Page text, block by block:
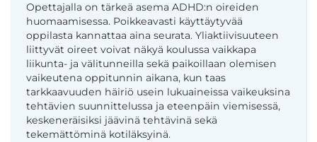
Opettajalla on tärkeä asema ADHD:n oireiden
huomaamisessa. Poikkeavasti käyttäytyvää
oppilasta kannattaa aina seurata. Yliaktiivisuuteen
liittyvät oireet voivat näkyä koulussa vaikkapa
liikunta- ja välitunneilla sekä paikoillaan olemisen
vaikeutena oppitunnin aikana, kun taas
tarkkaavuuden häiriö usein lukuaineissa vaikeuksina
tehtävien suunnittelussa ja eteenpäin viemisessä,
keskeneräisiksi jäävinä tehtävinä sekä
tekemättöminä kotiläksyinä.